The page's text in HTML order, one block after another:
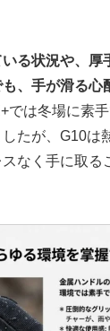
る状況や、厚
、手が滑る心
では冬場に素
たが、G10は
なく手に取る